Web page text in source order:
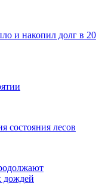
и накопил долг в 20
состояния лесов
дождей